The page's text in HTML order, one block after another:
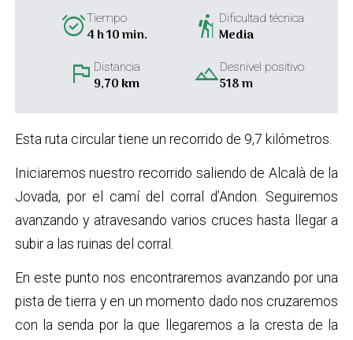
alarm_onTiempo
4 h 10 min. hikingDificultad técnica
Media
flag Distancia
9,70 km landscapeDesnivel positivo
518 m
Esta ruta circular tiene un recorrido de 9,7 kilómetros.
Iniciaremos nuestro recorrido saliendo de Alcalà de la
Jovada, por el camí del corral d’Andon. Seguiremos
avanzando y atravesando varios cruces hasta llegar a
subir a las ruinas del corral.
En este punto nos encontraremos avanzando por una
pista de tierra y en un momento dado nos cruzaremos
con la senda por la que llegaremos a la cresta de la